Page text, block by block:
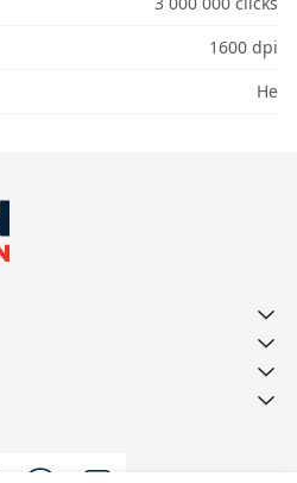
1600 dpi
Не